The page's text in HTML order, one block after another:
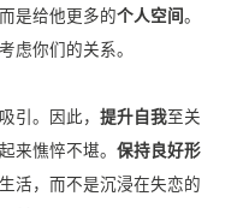
是给他更多的个人空间 。
虑你们的关系。
引。因此， 提升自我至关
来憔悴不堪。 保持良好形
活，而不是沉浸在失恋的